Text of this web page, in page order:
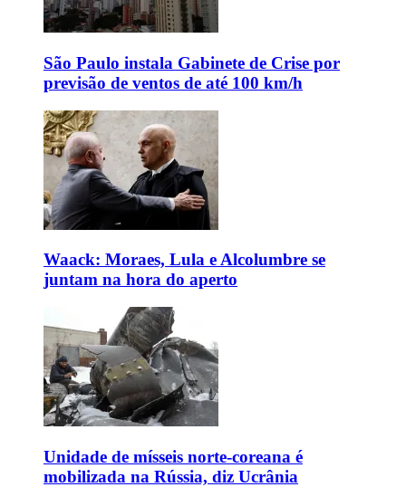
São Paulo instala Gabinete de Crise por
previsão de ventos de até 100 km/h
Waack: Moraes, Lula e Alcolumbre se
juntam na hora do aperto
Unidade de mísseis norte-coreana é
mobilizada na Rússia, diz Ucrânia